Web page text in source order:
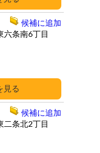
六条南6丁目
候補に追加
二条北2丁目
候補に追加